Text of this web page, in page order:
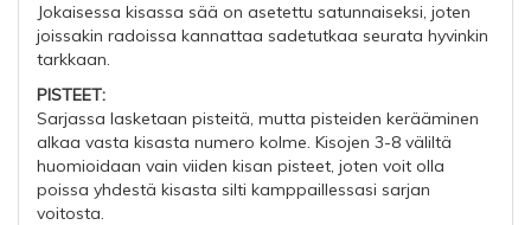
Jokaisessa kisassa sää on asetettu satunnaiseksi, joten
joissakin radoissa kannattaa sadetutkaa seurata hyvinkin
tarkkaan.
PISTEET:
Sarjassa lasketaan pisteitä, mutta pisteiden kerääminen
alkaa vasta kisasta numero kolme. Kisojen 3-8 väliltä
huomioidaan vain viiden kisan pisteet, joten voit olla
poissa yhdestä kisasta silti kamppaillessasi sarjan
voitosta.